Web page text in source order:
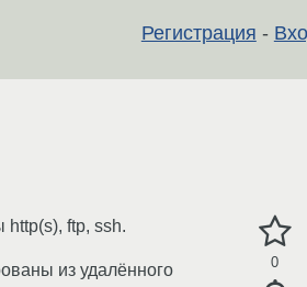
Регистрация -
0
http(s), ftp, ssh.
из удалённого